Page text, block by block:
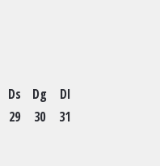
Ds
29
Dg
30
Dl
31